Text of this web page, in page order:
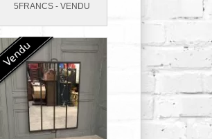
5FRANCS - VENDU